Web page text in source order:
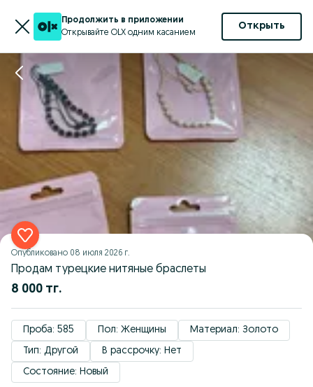
Продолжить в приложении
Открывайте OLX одним касанием
Открыть
Опубликовано 08 июля 2026 г.
Продам турецкие нитяные браслеты
8 000 тг.
Проба: 585 Пол: Женщины
Материал: Золото
Тип: Другой
В рассрочку: Нет
Состояние: Новый